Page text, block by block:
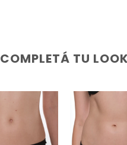
COMPLETÁ TU LOOK